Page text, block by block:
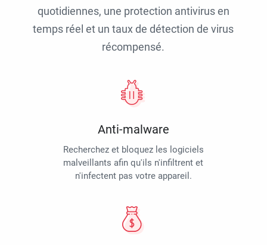
quotidiennes, une protection antivirus en
temps réel et un taux de détection de virus
récompensé.
Anti-malware
Recherchez et bloquez les logiciels
malveillants afin qu'ils n'infiltrent et
n'infectent pas votre appareil.